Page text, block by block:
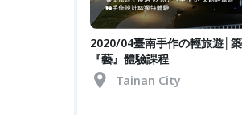
2020/04臺南手作の輕旅遊│
『藝』體驗課程
Tainan City